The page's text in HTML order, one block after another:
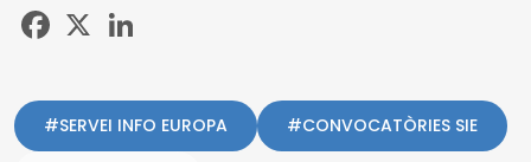
Facebook
#SERVEI INFO EUROPA #CONVOCATÒRIES SIE